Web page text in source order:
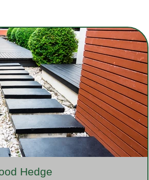
Hedge